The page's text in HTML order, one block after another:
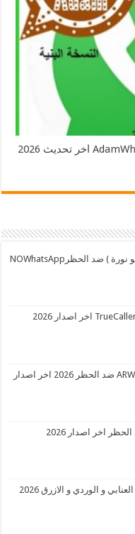
واتساب ابو عمر 2026 ( ابو نورة ) ضد الحظرNOWhatsApp
تحميل واتس اب بلس ضد الحظر اخر اصدار 2026
تنزيل واتساب عمر باذيب العنابي و الوردي و الازرق 2026